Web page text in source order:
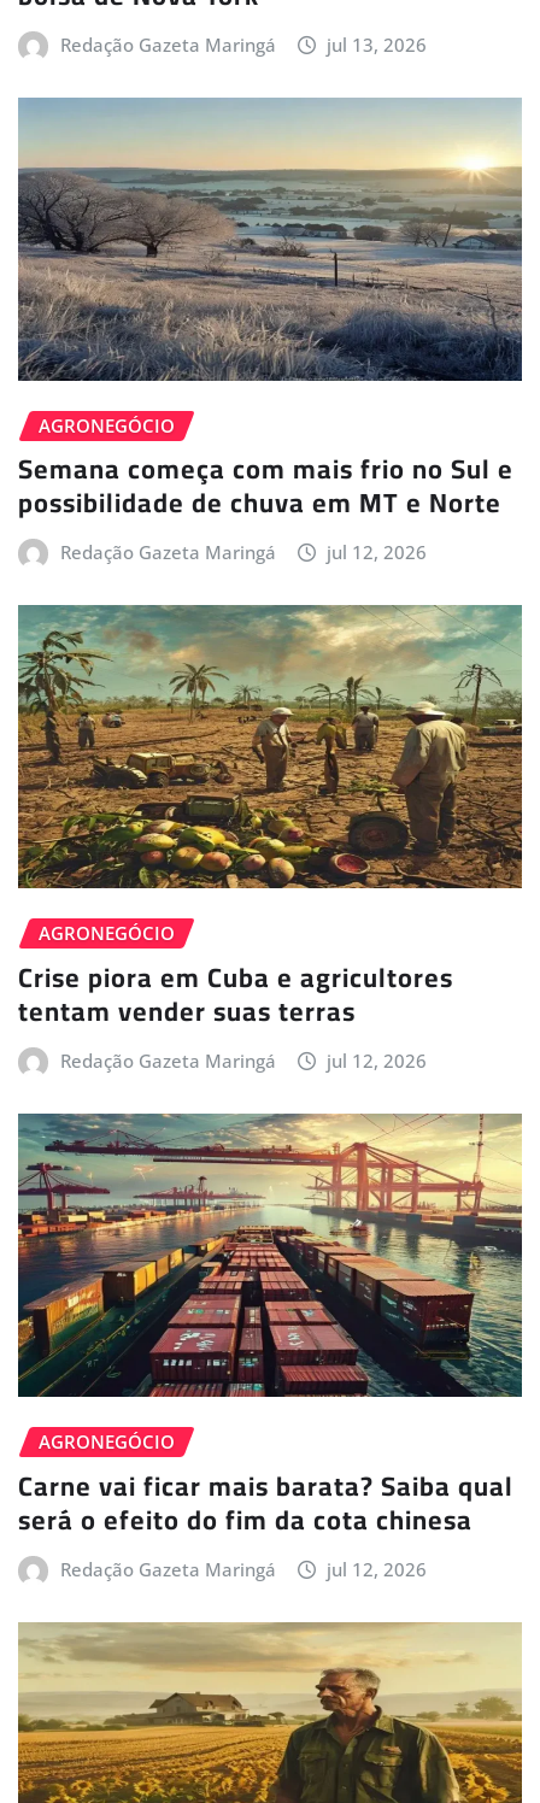
Redação Gazeta Maringá jul 13, 2026
AGRONEGÓCIO
Semana começa com mais frio no Sul e
possibilidade de chuva em MT e Norte
Redação Gazeta Maringá jul 12, 2026
AGRONEGÓCIO
Crise piora em Cuba e agricultores
tentam vender suas terras
Redação Gazeta Maringá jul 12, 2026
AGRONEGÓCIO
Carne vai ficar mais barata? Saiba qual
será o efeito do fim da cota chinesa
Redação Gazeta Maringá jul 12, 2026